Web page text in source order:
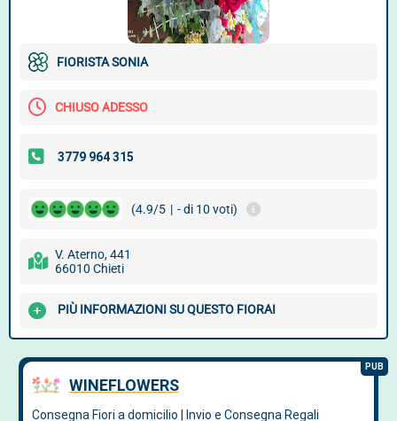
FIORISTA SONIA
CHIUSO ADESSO
(4.9/5 | - di 10 voti)
V. Aterno, 441
66010 Chieti
PIÙ INFORMAZIONI SU QUESTO FIORAI